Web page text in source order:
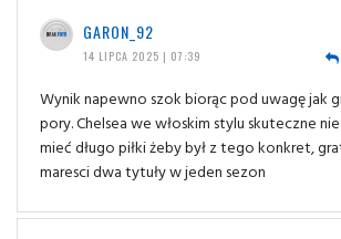
GARON_92
14 LIPCA 2025 | 07:39
Wynik napewno szok biorąc pod uwagę jak
pory. Chelsea we włoskim stylu skuteczne
mieć długo piłki żeby był z tego konkret,
maresci dwa tytuły w jeden sezon